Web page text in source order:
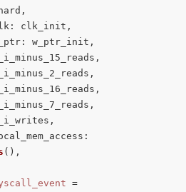
(),
=